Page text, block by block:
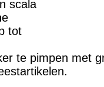
scala
tot
te pimpen met